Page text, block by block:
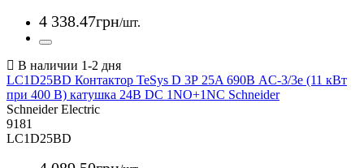
4 338.47грн/шт.
LC1D25BD Контактор TeSys D 3Р 25A 690В AC-3/3e (11 кВт
при 400 В) катушка 24В DC 1NO+1NC Schneider
Schneider Electric
9181
LC1D25BD